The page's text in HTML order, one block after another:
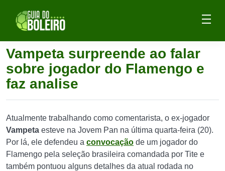
Vampeta surpreende ao falar
sobre jogador do Flamengo e
faz analise
Atualmente trabalhando como comentarista, o ex-jogador
Vampeta esteve na Jovem Pan na última quarta-feira (20).
Por lá, ele defendeu a convocação de um jogador do
Flamengo pela seleção brasileira comandada por Tite e
também pontuou alguns detalhes da atual rodada no